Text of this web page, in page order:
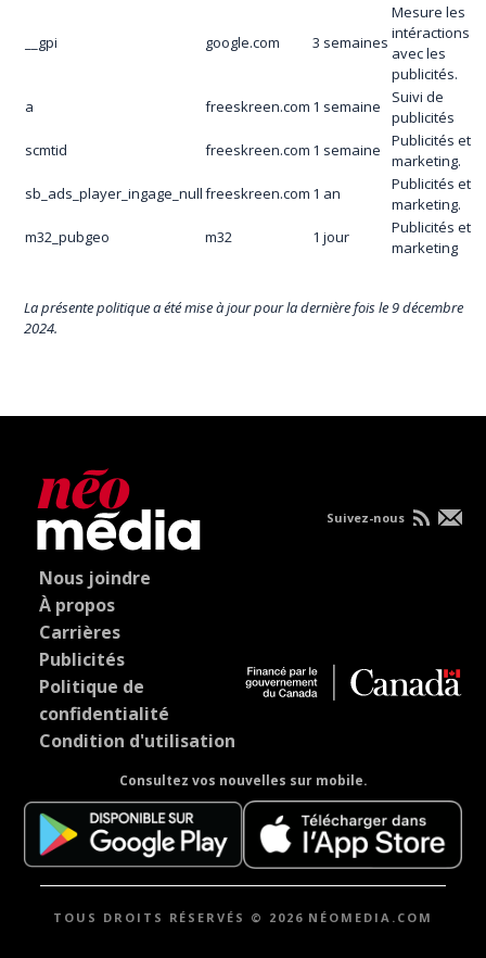
__gpi google.com 3 semaines
Mesure les
intéractions
avec les
publicités.
a
freeskreen.com 1 semaine
Suivi de
publicités
scmtid
freeskreen.com 1 semaine
Publicités et
marketing.
sb_ads_player_ingage_nullfreeskreen.com 1 an
Publicités et
marketing.
m32_pubgeo
m32 1 jour
Publicités et
marketing
La présente politique a été mise à jour pour la dernière fois le 9 décembre
2024.
Nous joindre
À propos
Carrières
Publicités
Politique de
confidentialité
Condition d'utilisation
Consultez vos nouvelles sur mobile.
Suivez-nous
TOUS DROITS RÉSERVÉS © 2026 NÉOMEDIA.COM